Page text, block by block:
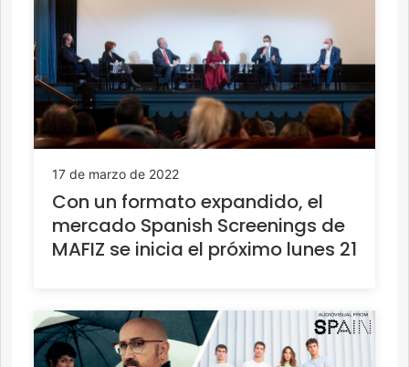
17 de marzo de 2022
Con un formato expandido, el
mercado Spanish Screenings de
MAFIZ se inicia el próximo lunes 21